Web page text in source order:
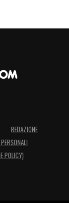
REDAZIONE
POLICY)